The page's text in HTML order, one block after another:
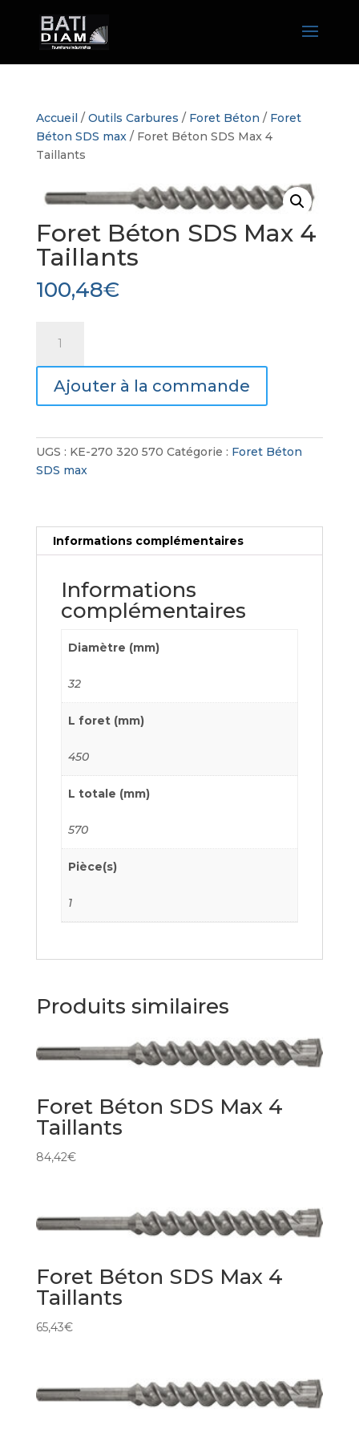
Accueil / Outils Carbures / Foret Béton / Foret
Béton SDS max/ Foret Béton SDS Max 4
Taillants
Foret Béton SDS Max 4
Taillants
100,48€
Foret
Béton
SDS
4
Taillants
Ajouter à la commande
UGS : KE-270 320 570 Catégorie : Foret Béton
SDS max
Informations complémentaires
Informations
complémentaires
Diamètre (mm)
32
L foret (mm)
450
L totale (mm)
570
Pièce(s)
1
Produits similaires
Foret Béton SDS Max 4
Taillants
84,42€
Foret Béton SDS Max 4
Taillants
65,43€